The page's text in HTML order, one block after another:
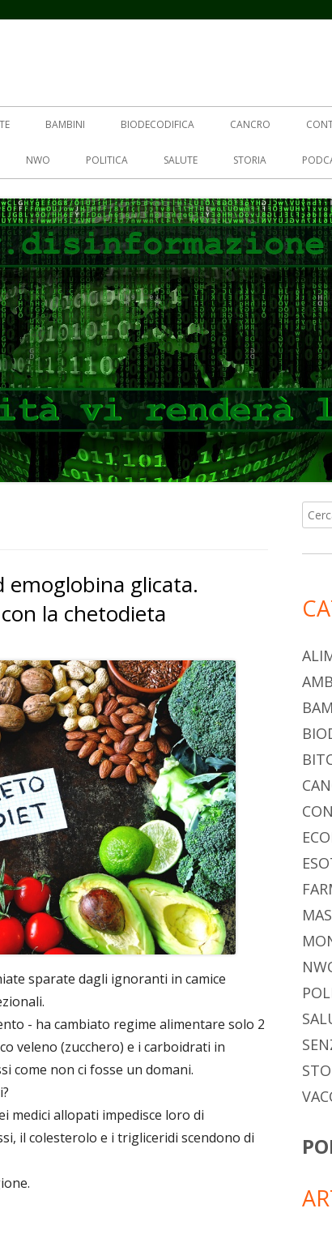
BAMBINI BIODECODIFICA CANCRO
NWO POLITICA SALUTE STORIA
emoglobina glicata.
la chetodieta
sparate dagli ignoranti in camice
- ha cambiato regime alimentare solo 2
veleno (zucchero) e i carboidrati in
come non ci fosse un domani.
medici allopati impedisce loro di
il colesterolo e i trigliceridi scendono di
per: